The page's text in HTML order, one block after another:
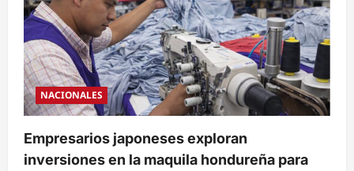
NACIONALES
Empresarios japoneses exploran
inversiones en la maquila hondureña para